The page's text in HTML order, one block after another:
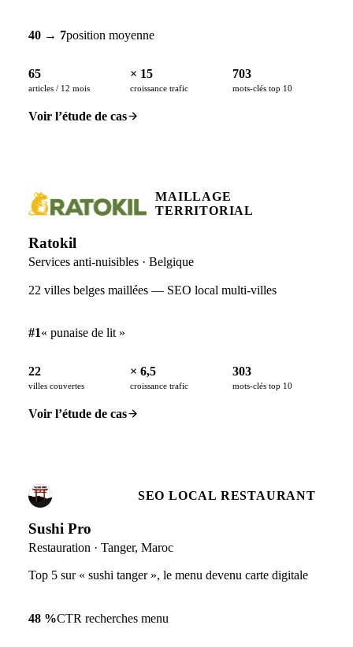
40 → 7position moyenne
65
articles / 12 mois
× 15
croissance trafic
703
mots-clés top 10
Voir l’étude de cas
MAILLAGE
TERRITORIAL
Ratokil
Services anti-nuisibles · Belgique
22 villes belges maillées — SEO local multi-villes
#1« punaise de lit »
22
villes couvertes
× 6,5
croissance trafic
303
mots-clés top 10
Voir l’étude de cas
SEO LOCAL RESTAURANT
Sushi Pro
Restauration · Tanger, Maroc
Top 5 sur « sushi tanger », le menu devenu carte digitale
48 %CTR recherches menu